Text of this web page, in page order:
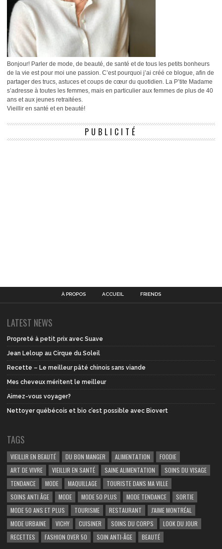
Bonjour! Parler de mode, de beauté, de santé et de tous les petits bonheurs
de la vie est pour moi une passion. C’est pourquoi j’ai créé ce blogue, afin de
partager des trucs, astuces et coups de cœur du quotidien. La P’tite Madame
s’adresse à toutes les femmes, mais en particulier aux femmes de plus de 40
ans et aux jeunes retraitées.
Vieillir en santé et en beauté!
PUBLICITÉ
À PROPOS ACCUEIL FRIENDS
LATEST NEWS
Propreté à petit prix avec Suave
Jean Leloup au Cirque du Soleil
Recette – Le meilleur pâté chinois sans viande
Mes cheveux méritent le meilleur
Aimez-vous voyager?
Nettoyer québécois et bio c’est possible avec Biovert
TAGS
VIEILLIR EN BEAUTÉ DU BON MANGER ALIMENTATION
FOODIE
ART DE VIVRE
VIEILLIR EN SANTÉ SAINE ALIMENTATION
SOINS DU VISAGE
TENDANCE
MODE MAQUILLAGE
TOURISTE DANS MA VILLE
SOINS ANTI ÂGE
MODE MODE 50 PLUS MODE TENDANCE
SORTIE
MODE 50 ANS ET PLUS
TOURISME RESTAURANT
J'AIME MONTRÉAL
MODE URBAINE
VICHY CUISINER SOINS DU CORPS
LOOK DU JOUR
RECETTES
FASHION OVER 50 SOIN ANTI-ÂGE BEAUTÉ